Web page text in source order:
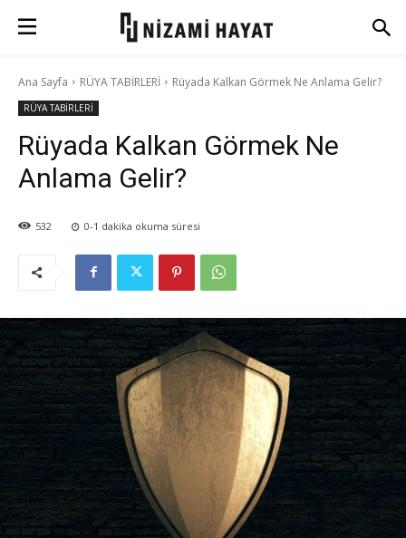
Ana Sayfa RÜYA TABİRLERİ Rüyada Kalkan Görmek Ne Anlama Gelir?
RÜYA TABİRLERİ
Rüyada Kalkan Görmek Ne
Anlama Gelir?
532 0-1 dakika okuma süresi